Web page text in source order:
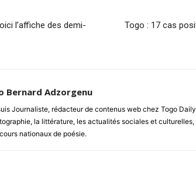
l’affiche des demi-
Togo : 17 cas
Bernard Adzorgenu
Journaliste, rédacteur de contenus web chez Togo
la littérature, les actualités sociales et
nationaux de poésie.